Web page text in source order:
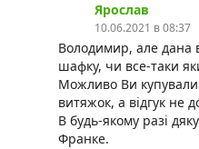
Ярослав
10.06.2021 в 08:37
Володимир, але дана
шафку, чи все-таки
Можливо Ви купували
витяжок, а відгук не
В будь-якому разі
Франке.